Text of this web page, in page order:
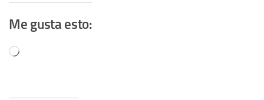
Me gusta esto:
Cargando...